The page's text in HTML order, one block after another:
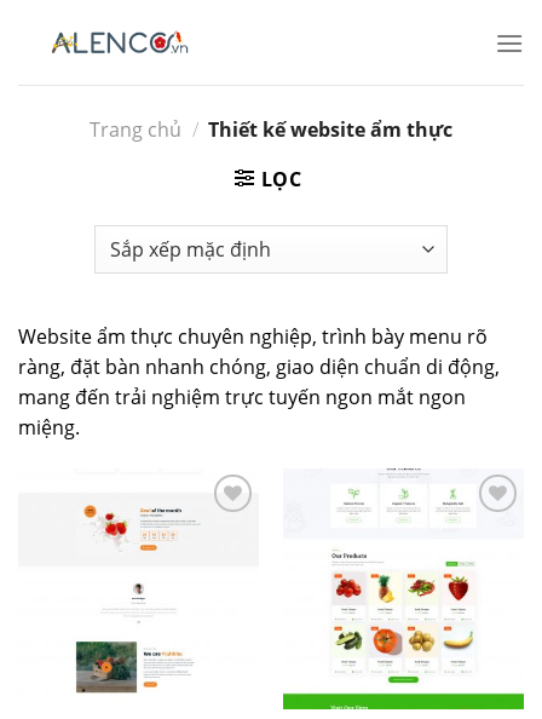
Trang chủ / Thiết kế website ẩm thực
LỌC
Website ẩm thực chuyên nghiệp, trình bày menu rõ
ràng, đặt bàn nhanh chóng, giao diện chuẩn di động,
mang đến trải nghiệm trực tuyến ngon mắt ngon
miệng.
Add to